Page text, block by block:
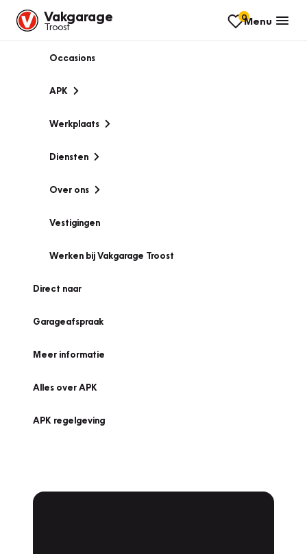
Vakgarage
Troost
0Menu
Occasions
APK
Werkplaats
Diensten
Over ons
Vestigingen
Werken bij Vakgarage Troost
Direct naar
Garageafspraak
Meer informatie
Alles over APK
APK regelgeving